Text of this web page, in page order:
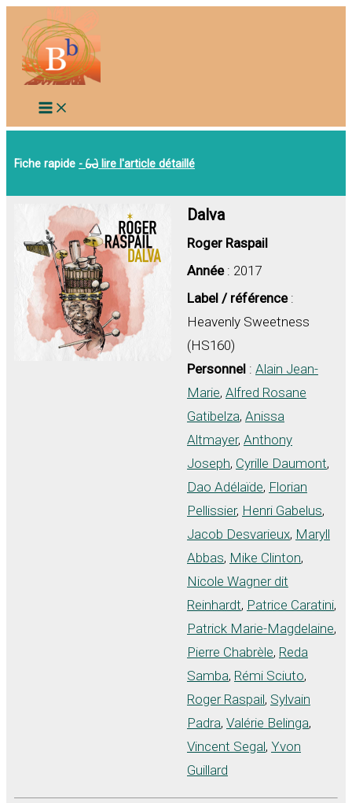
contenu
Fiche rapide - lire l'article détaillé
Dalva
Roger Raspail
Année: 2017
Label / référence:
Heavenly Sweetness
(HS160)
Personnel : Alain Jean-
Marie, Alfred Rosane
Gatibelza, Anissa
Altmayer, Anthony
Joseph, Cyrille Daumont,
Dao Adélaïde, Florian
Pellissier, Henri Gabelus,
Jacob Desvarieux, Maryll
Abbas, Mike Clinton,
Nicole Wagner dit
Reinhardt, Patrice Caratini,
Patrick Marie-Magdelaine,
Pierre Chabrèle, Reda
Samba, Rémi Sciuto,
Roger Raspail, Sylvain
Padra, Valérie Belinga,
Vincent Segal, Yvon
Guillard